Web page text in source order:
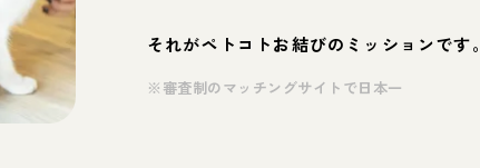
それがペトコトお結びのミッションです。
※審査制のマッチングサイトで日本一